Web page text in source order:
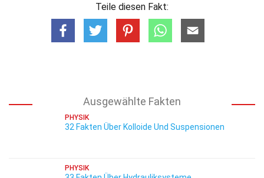
Teile diesen Fakt:
Ausgewählte Fakten
PHYSIK
32 Fakten Über Kolloide Und Suspensionen
PHYSIK